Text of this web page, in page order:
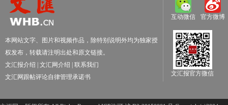
本网站文字、图片和视频作品，除特别说明外均为独家授
权发布，转载请注明出处和原文链接。
文汇报介绍
文汇网介绍
联系我们
文汇网跟帖评论自律管理承诺书
互动微信 官方微博
文汇报官方微信